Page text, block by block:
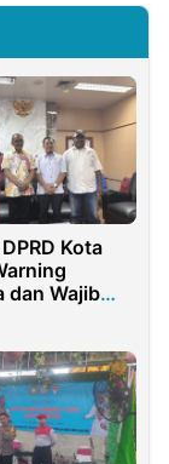
Kota
dan Wajib